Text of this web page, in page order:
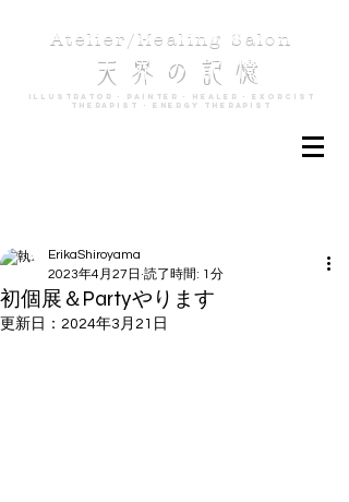
Atelier/Healing Salon
天 界 の 記 憶
Illustrator - Painter - Healer - Exorcist
Therapist - Energy Therapist
初個展＆Partyやります
ErikaShiroyama
2023年4月27日 読了時間: 1分
更新日： 2024年3月21日